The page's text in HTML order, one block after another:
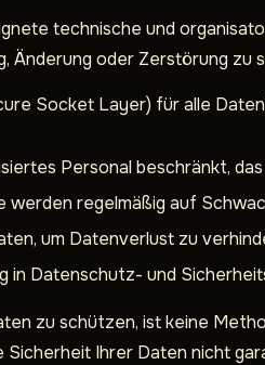
technische und
oder Zerstörung zu
Socket Layer) für alle
Personal beschränkt,
werden regelmäßig auf
um Datenverlust zu
in Datenschutz- und
zu schützen, ist keine
Ihrer Daten nicht